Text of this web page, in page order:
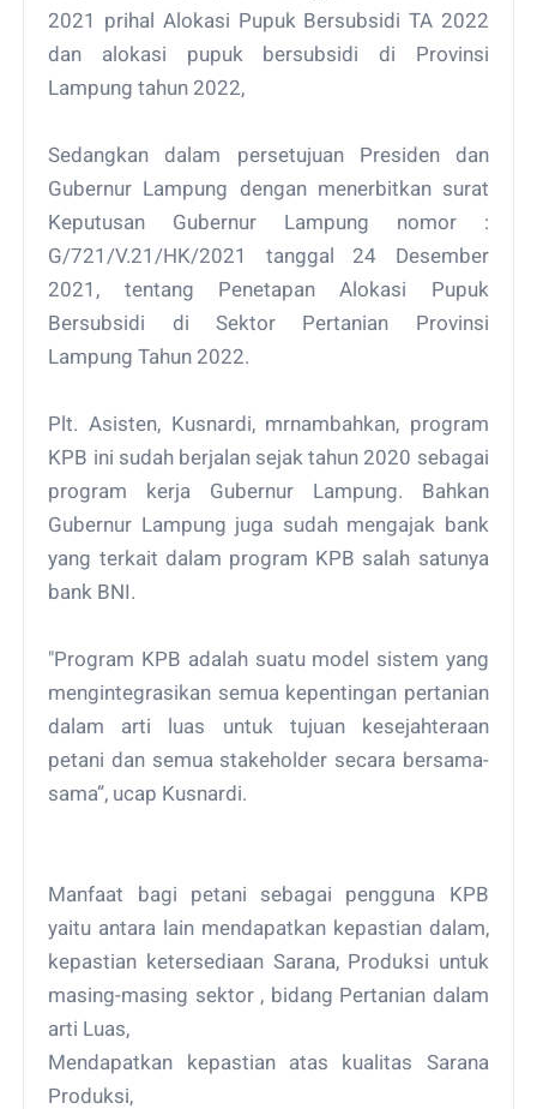
2021 prihal Alokasi Pupuk Bersubsidi TA 2022
dan alokasi pupuk bersubsidi di Provinsi
Lampung tahun 2022,
Sedangkan dalam persetujuan Presiden dan
Gubernur Lampung dengan menerbitkan surat
Keputusan Gubernur Lampung nomor :
G/721/V.21/HK/2021 tanggal 24 Desember
2021, tentang Penetapan Alokasi Pupuk
Bersubsidi di Sektor Pertanian Provinsi
Lampung Tahun 2022.
Plt. Asisten, Kusnardi, mrnambahkan, program
KPB ini sudah berjalan sejak tahun 2020 sebagai
program kerja Gubernur Lampung. Bahkan
Gubernur Lampung juga sudah mengajak bank
yang terkait dalam program KPB salah satunya
bank BNI.
"Program KPB adalah suatu model sistem yang
mengintegrasikan semua kepentingan pertanian
dalam arti luas untuk tujuan kesejahteraan
petani dan semua stakeholder secara bersama-
sama”, ucap Kusnardi.
Manfaat bagi petani sebagai pengguna KPB
yaitu antara lain mendapatkan kepastian dalam,
kepastian ketersediaan Sarana, Produksi untuk
masing-masing sektor , bidang Pertanian dalam
arti Luas,
Mendapatkan kepastian atas kualitas Sarana
Produksi,